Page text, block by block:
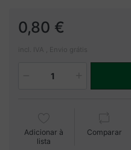
0,80 €
incl. IVA , Envio grátis
1
Adicionar à
lista
Comparar